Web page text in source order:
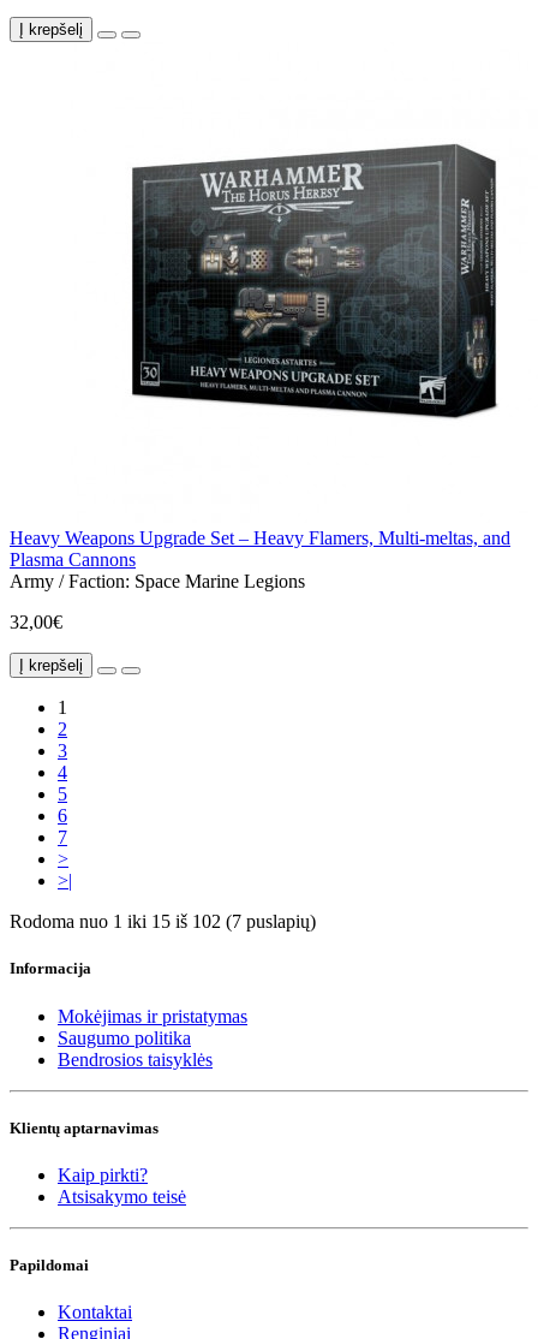
Į krepšelį
Heavy Weapons Upgrade Set – Heavy Flamers, Multi-meltas, and
Plasma Cannons
Army / Faction: Space Marine Legions
32,00€
Į krepšelį
1
2
3
4
5
6
7
>
>|
Rodoma nuo 1 iki 15 iš 102 (7 puslapių)
Informacija
Mokėjimas ir pristatymas
Saugumo politika
Bendrosios taisyklės
Klientų aptarnavimas
Kaip pirkti?
Atsisakymo teisė
Papildomai
Kontaktai
Renginiai